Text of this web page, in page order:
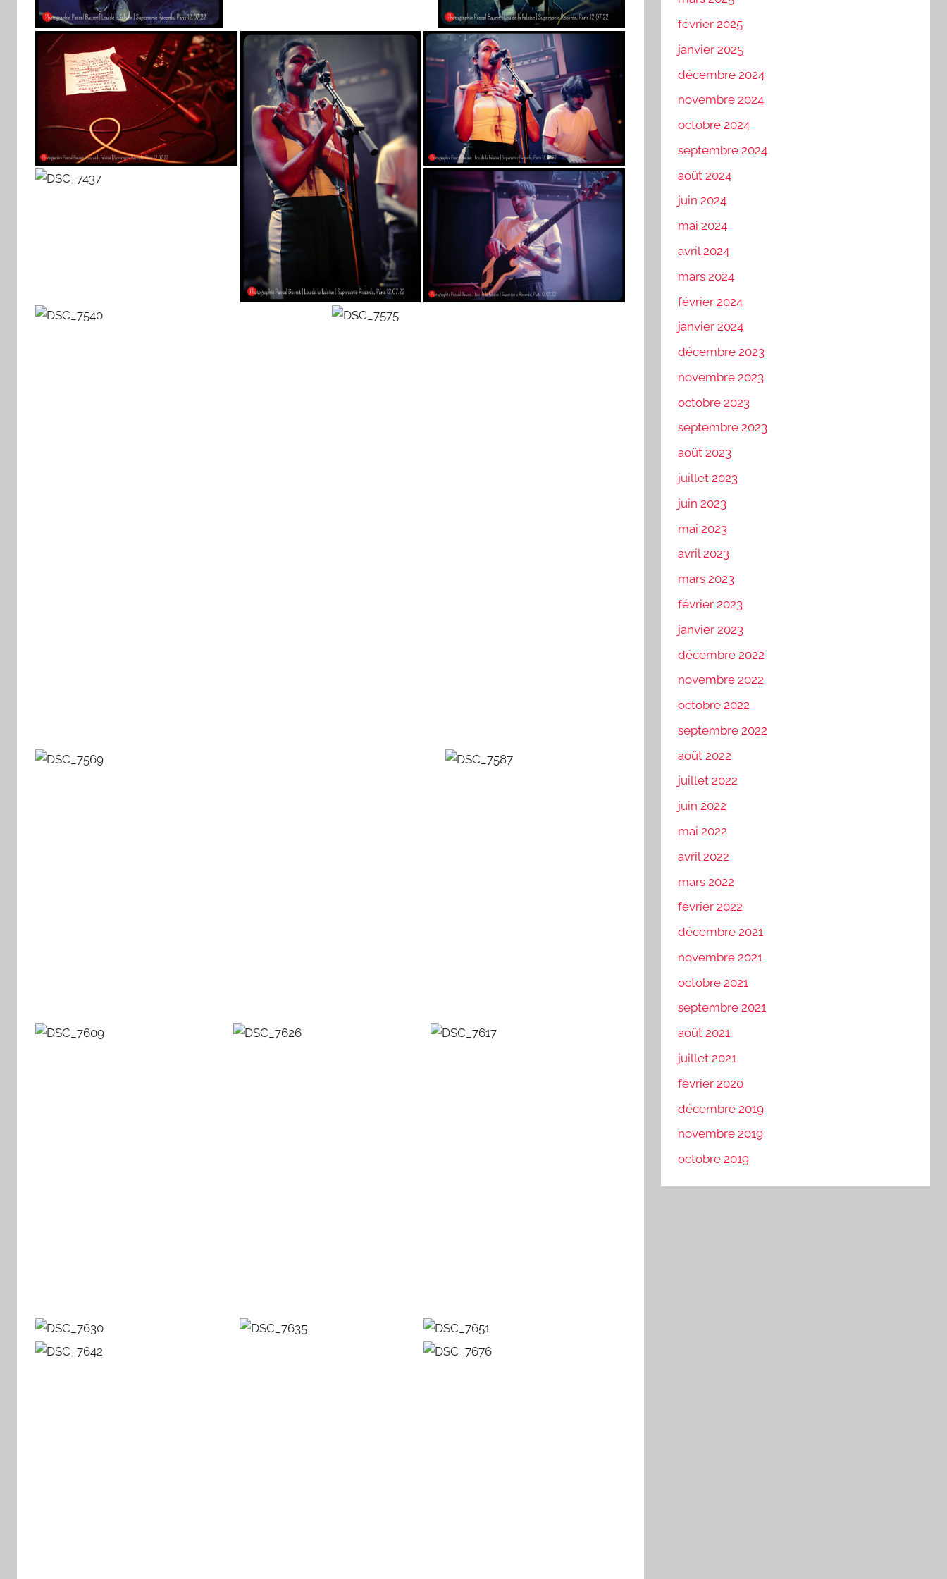
février 2025
janvier 2025
décembre 2024
novembre 2024
octobre 2024
septembre 2024
août 2024
juin 2024
mai 2024
avril 2024
mars 2024
février 2024
janvier 2024
décembre 2023
novembre 2023
octobre 2023
septembre 2023
août 2023
juillet 2023
juin 2023
mai 2023
avril 2023
mars 2023
février 2023
janvier 2023
décembre 2022
novembre 2022
octobre 2022
septembre 2022
août 2022
juillet 2022
juin 2022
mai 2022
avril 2022
mars 2022
février 2022
décembre 2021
novembre 2021
octobre 2021
septembre 2021
août 2021
juillet 2021
février 2020
décembre 2019
novembre 2019
octobre 2019